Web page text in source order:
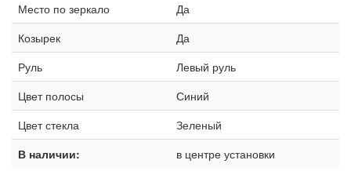
Место по зеркало
Да
Козырек
Да
Руль
Левый руль
Цвет полосы
Синий
Цвет стекла
Зеленый
В наличии:
в центре установки